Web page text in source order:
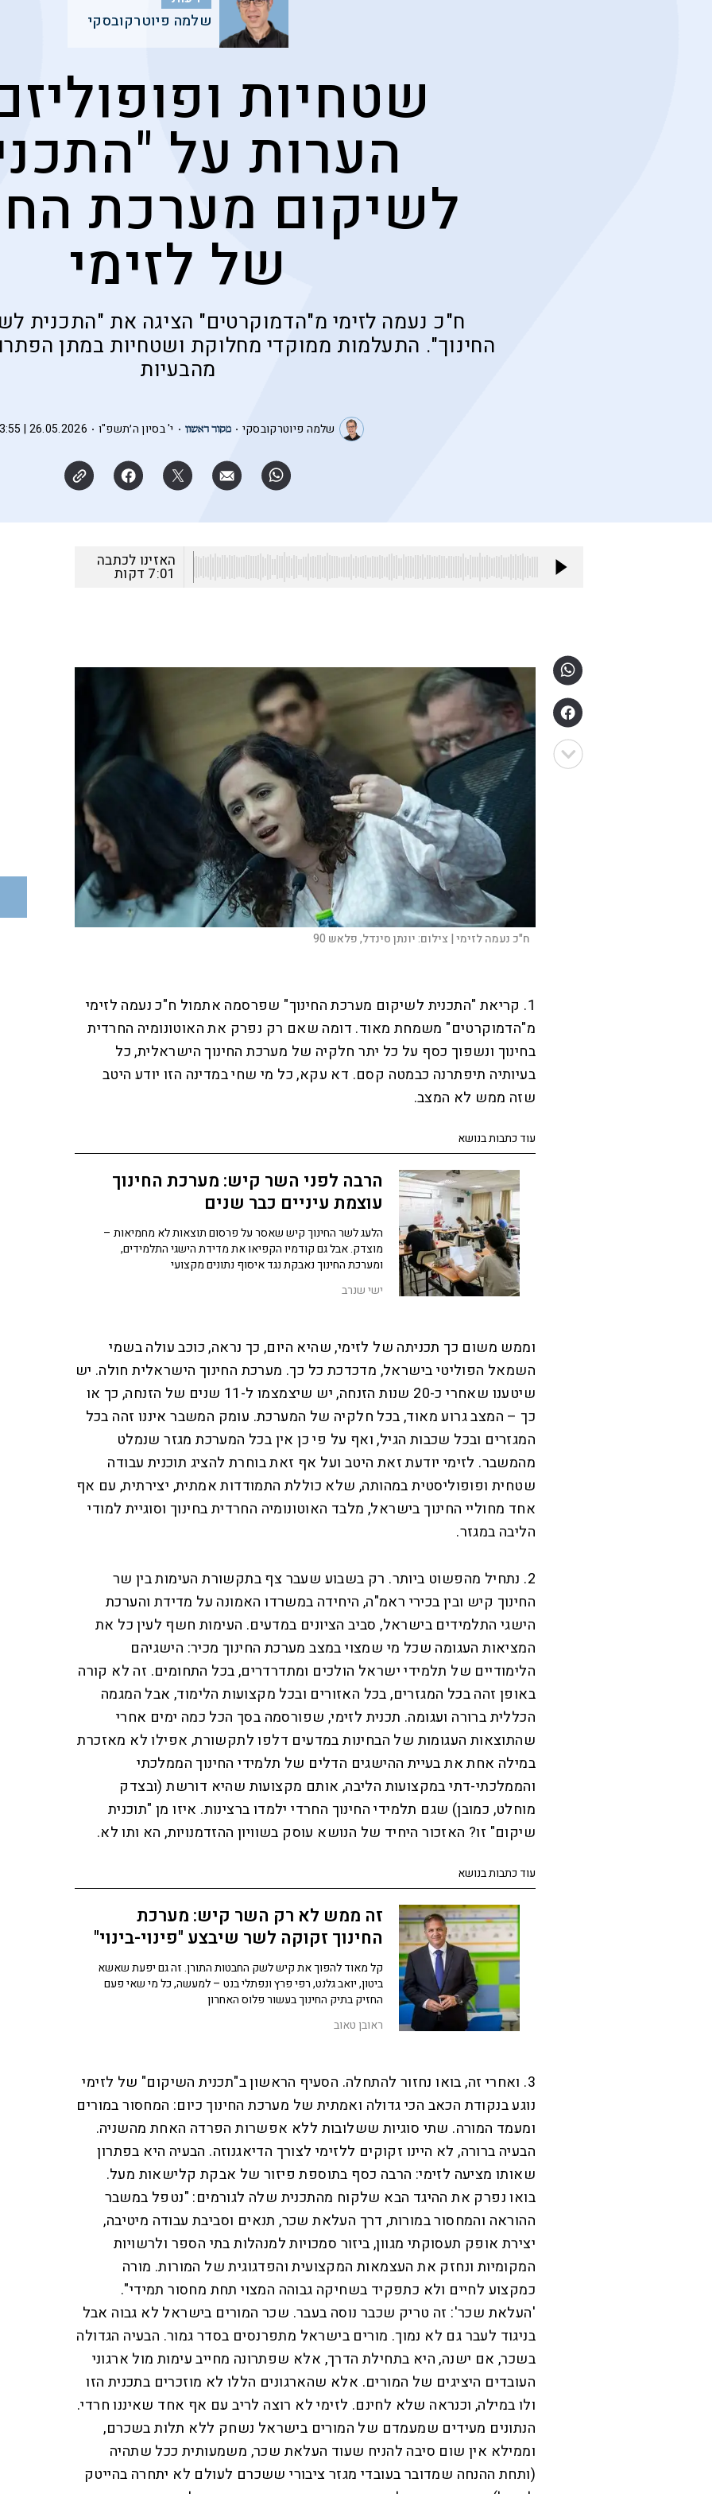
שלמה פיוטרקובסקי
הערות על
לשיקום מערכת
של לזימי
ח"כ נעמה לזימי מ"הדמוקרטים" הציגה את "התכנית
החינוך". התעלמות ממוקדי מחלוקת ושטחיות במתן
מהבעיות
שלמה פיוטרקובסקי י' בסיון ה׳תשפ"ו 26.05.2026 | 13:55
האזינו לכתבה
7:01 דקות
ח"כ נעמה לזימי | צילום:יונתן סינדל, פלאש 90
1. קריאת "התכנית לשיקום מערכת החינוך" שפרסמה אתמול ח"כ נעמה לזימי
מ"הדמוקרטים" משמחת מאוד. דומה שאם רק נפרק את האוטונומיה החרדית
בחינוך ונשפוך כסף על כל יתר חלקיה של מערכת החינוך הישראלית, כל
בעיותיה תיפתרנה כבמטה קסם. דא עקא, כל מי שחי במדינה הזו יודע היטב
שזה ממש לא המצב.
עוד כתבות בנושא
הרבה לפני השר קיש: מערכת החינוך
עוצמת עיניים כבר שנים
הלעג לשר החינוך קיש שאסר על פרסום תוצאות לא מחמיאות –
מוצדק. אבל גם קודמיו הקפיאו את מדידת הישגי התלמידים,
ומערכת החינוך נאבקת נגד איסוף נתונים מקצועי
ישי שנרב
וממש משום כך תכניתה של לזימי, שהיא היום, כך נראה, כוכב עולה בשמי
השמאל הפוליטי בישראל, מדכדכת כל כך. מערכת החינוך הישראלית חולה. יש
שיטענו שאחרי כ-20 שנות הזנחה, יש שיצמצמו ל-11 שנים של הזנחה, כך או
כך – המצב גרוע מאוד, בכל חלקיה של המערכת. עומק המשבר איננו זהה בכל
המגזרים ובכל שכבות הגיל, ואף על פי כן אין בכל המערכת מגזר שנמלט
מהמשבר. לזימי יודעת זאת היטב ועל אף זאת בוחרת להציג תוכנית עבודה
שטחית ופופוליסטית במהותה, שלא כוללת התמודדות אמתית, יצירתית, עם אף
אחד מחוליי החינוך בישראל, מלבד האוטונומיה החרדית בחינוך וסוגיית למודי
הליבה במגזר.
2. נתחיל מהפשוט ביותר. רק בשבוע שעבר צף בתקשורת העימות בין שר
החינוך קיש ובין בכירי ראמ"ה, היחידה במשרדו האמונה על מדידת והערכת
הישגי התלמידים בישראל, סביב הציונים במדעים. העימות חשף לעין כל את
המציאות העגומה שכל מי שמצוי במצב מערכת החינוך מכיר: הישגיהם
הלימודיים של תלמידי ישראל הולכים ומתדרדרים, בכל התחומים. זה לא קורה
באופן זהה בכל המגזרים, בכל האזורים ובכל מקצועות הלימוד, אבל המגמה
הכללית ברורה ועגומה. תכנית לזימי, שפורסמה בסך הכל כמה ימים אחרי
שהתוצאות העגומות של הבחינות במדעים דלפו לתקשורת, אפילו לא מאזכרת
במילה אחת את בעיית ההישגים הדלים של תלמידי החינוך הממלכתי
והממלכתי-דתי במקצועות הליבה, אותם מקצועות שהיא דורשת (ובצדק
מוחלט, כמובן) שגם תלמידי החינוך החרדי ילמדו ברצינות. איזו מן "תוכנית
שיקום" זו? האזכור היחיד של הנושא עוסק בשוויון ההזדמנויות, הא ותו לא.
עוד כתבות בנושא
זה ממש לא רק השר קיש: מערכת
החינוך זקוקה לשר שיבצע "פינוי-בינוי"
קל מאוד להפוך את קיש לשק החבטות התורן. זה גם יפעת שאשא
ביטון, יואב גלנט, רפי פרץ ונפתלי בנט – למעשה, כל מי שאי פעם
החזיק בתיק החינוך בעשור פלוס האחרון
ראובן טאוב
3. ואחרי זה, בואו נחזור להתחלה. הסעיף הראשון ב"תכנית השיקום" של לזימי
נוגע בנקודת הכאב הכי גדולה ואמתית של מערכת החינוך כיום: המחסור במורים
ומעמד המורה. שתי סוגיות ששלובות ללא אפשרות הפרדה האחת מהשניה.
הבעיה ברורה, לא היינו זקוקים ללזימי לצורך הדיאגנוזה. הבעיה היא בפתרון
שאותו מציעה לזימי: הרבה כסף בתוספת פיזור של אבקת קלישאות מעל.
בואו נפרק את ההיגד הבא שלקוח מהתכנית שלה לגורמים: "נטפל במשבר
ההוראה והמחסור במורות, דרך העלאת שכר, תנאים וסביבת עבודה מיטיבה,
יצירת אופק תעסוקתי מגוון, ביזור סמכויות למנהלות בתי הספר ולרשויות
המקומיות ונחזק את העצמאות המקצועית והפדגוגית של המורות. מורה
כמקצוע לחיים ולא כתפקיד בשחיקה גבוהה המצוי תחת מחסור תמידי".
'העלאת שכר': זה טריק שכבר נוסה בעבר. שכר המורים בישראל לא גבוה אבל
בניגוד לעבר גם לא נמוך. מורים בישראל מתפרנסים בסדר גמור. הבעיה הגדולה
בשכר, אם ישנה, היא בתחילת הדרך, אלא שפתרונה מחייב עימות מול ארגוני
העובדים היציגים של המורים. אלא שהארגונים הללו לא מוזכרים בתכנית הזו
ולו במילה, וכנראה שלא לחינם. לזימי לא רוצה לריב עם אף אחד שאיננו חרדי.
הנתונים מעידים שמעמדם של המורים בישראל נשחק ללא תלות בשכרם,
וממילא אין שום סיבה להניח שעוד העלאת שכר, משמעותית ככל שתהיה
(ותחת ההנחה שמדובר בעובדי מגזר ציבורי ששכרם לעולם לא יתחרה בהייטק